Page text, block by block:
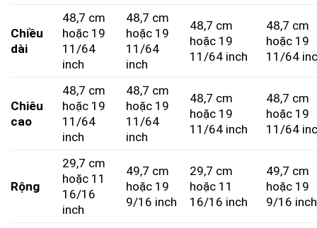
Chiều
dài
48,7 cm
hoặc 19
11/64
inch
48,7 cm
hoặc 19
11/64
inch
48,7 cm
hoặc 19
11/64 inch
48,7 cm
hoặc 19
11/64
Chiêu
cao
48,7 cm
hoặc 19
11/64
inch
48,7 cm
hoặc 19
11/64
inch
48,7 cm
hoặc 19
11/64 inch
48,7 cm
hoặc 19
11/64
Rộng
29,7 cm
hoặc 11
16/16
inch
49,7 cm
hoặc 19
9/16 inch
29,7 cm
hoặc 11
16/16 inch
49,7 cm
hoặc 19
9/16 inch